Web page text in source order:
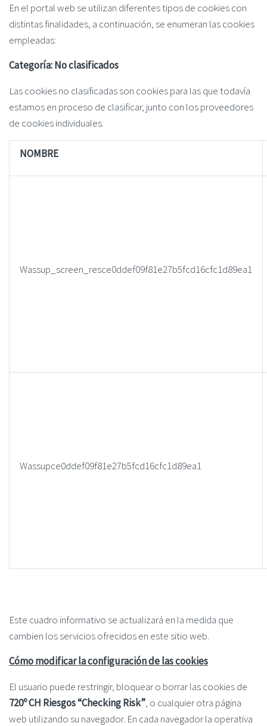
En el portal web se utilizan diferentes tipos de cookies con
distintas finalidades, a continuación, se enumeran las cookies
empleadas:
Categoría: No clasificados
Las cookies no clasificadas son cookies para las que todavía
estamos en proceso de clasificar, junto con los proveedores
de cookies individuales.
NOMBRE
Wassup_screen_resce0ddef09f81e27b5fcd16cfc1d89ea1
Wassupce0ddef09f81e27b5fcd16cfc1d89ea1
Este cuadro informativo se actualizará en la medida que
cambien los servicios ofrecidos en este sitio web.
Cómo modificar la configuración de las cookies
El usuario puede restringir, bloquear o borrar las cookies de
720º CH Riesgos “Checking Risk”, o cualquier otra página
web utilizando su navegador. En cada navegador la operativa